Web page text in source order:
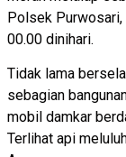
Polsek
00.00 dinihari.
Tidak lama
sebagian
mobil damkar
Terlihat api